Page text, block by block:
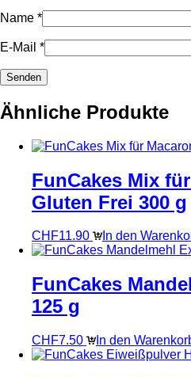
Name *
E-Mail *
Ähnliche Produkte
FunCakes Mix
Gluten Frei 300 g
CHF11.90 In den
FunCakes
125 g
CHF7.50 In den